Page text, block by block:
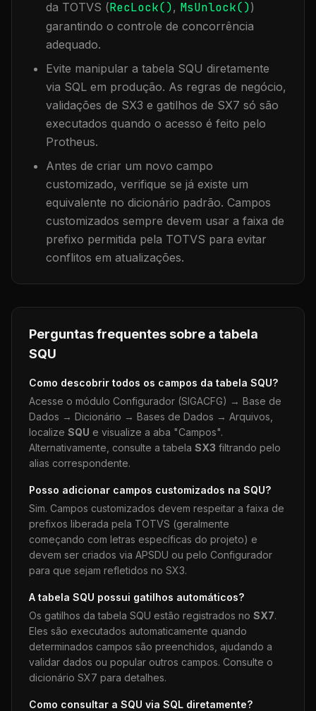
da TOTVS (RecLock(), MsUnlock())
garantindo o controle de concorrência
adequado.
Evite manipular a tabela SQU diretamente
via SQL em produção. As regras de negócio,
validações de SX3 e gatilhos de SX7 só são
executados quando o acesso é feito pelo
Protheus.
Antes de criar um novo campo
customizado, verifique se já existe um
equivalente no dicionário padrão. Campos
customizados sempre devem usar a faixa de
prefixo permitida pela TOTVS para evitar
conflitos em atualizações.
Perguntas frequentes sobre a tabela
SQU
Como descobrir todos os campos da tabela SQU?
Acesse o módulo Configurador (SIGACFG) → Base de
Dados → Dicionário → Bases de Dados → Arquivos,
localize SQU e visualize a aba "Campos".
Alternativamente, consulte a tabela SX3 filtrando pelo
alias correspondente.
Posso adicionar campos customizados na SQU?
Sim. Campos customizados devem respeitar a faixa de
prefixos liberada pela TOTVS (geralmente
começando com letras específicas do projeto) e
devem ser criados via APSDU ou pelo Configurador
para que sejam refletidos no SX3.
A tabela SQU possui gatilhos automáticos?
Os gatilhos da tabela SQU estão registrados no SX7.
Eles são executados automaticamente quando
determinados campos são preenchidos, ajudando a
validar dados ou popular outros campos. Consulte o
dicionário SX7 para detalhes.
Como consultar a SQU via SQL diretamente?